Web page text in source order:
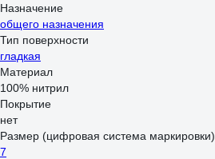
Назначение
общего назначения
Тип поверхности
гладкая
Материал
100% нитрил
Покрытие
нет
Размер (цифровая система маркировки)
7